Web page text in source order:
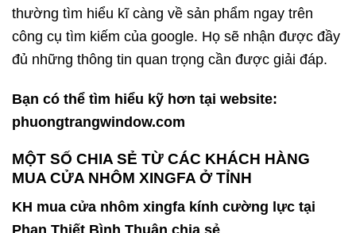
thường tìm hiểu kĩ càng về sản phẩm ngay trên
công cụ tìm kiếm của google. Họ sẽ nhận được đầy
đủ những thông tin quan trọng cần được giải đáp.
Bạn có thể tìm hiểu kỹ hơn tại website:
phuongtrangwindow.com
MỘT SỐ CHIA SẺ TỪ CÁC KHÁCH HÀNG
MUA CỬA NHÔM XINGFA Ở TỈNH
KH mua cửa nhôm xingfa kính cường lực tại